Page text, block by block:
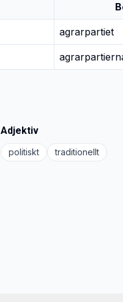
agrarpartiet
Adjektiv
politiskt traditionellt